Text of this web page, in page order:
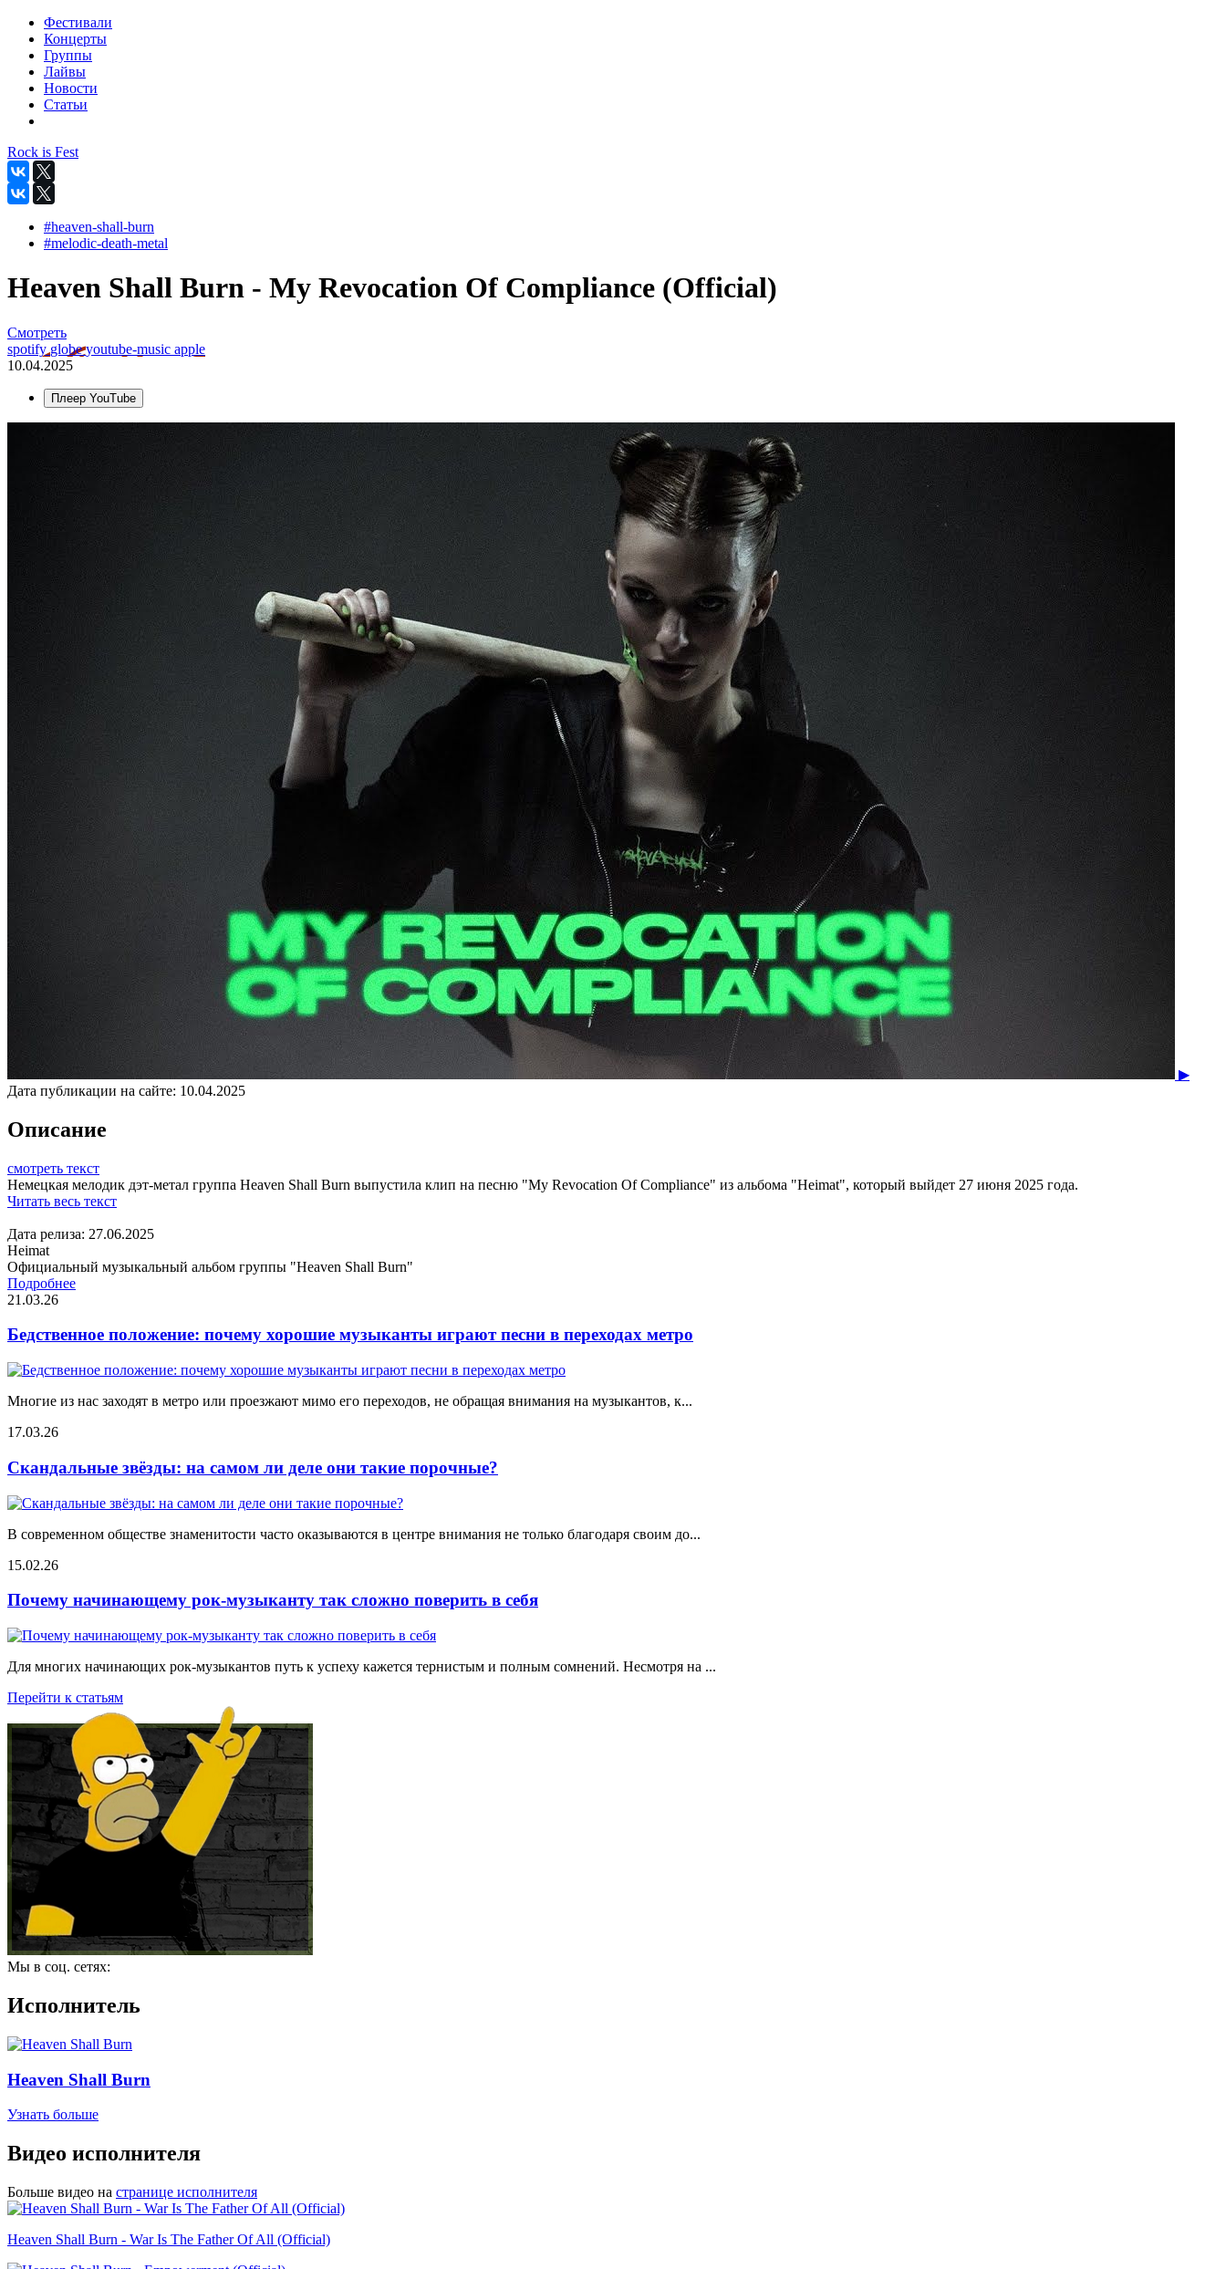
Фестивали
Концерты
Группы
Лайвы
Новости
Статьи
Rock is Fest
#heaven-shall-burn
#melodic-death-metal
Heaven Shall Burn - My Revocation Of Compliance (Official)
Смотреть
spotifyglobeyoutube-music apple
10.04.2025
Плеер YouTube
▶
Дата публикации на сайте: 10.04.2025
Описание
смотреть текст
Немецкая мелодик дэт-метал группа Heaven Shall Burn выпустила клип на песню "My Revocation Of Compliance" из альбома "Heimat", который выйдет 27 июня 2025 года.
Читать весь текст
Дата релиза: 27.06.2025
Heimat
Официальный музыкальный альбом группы "Heaven Shall Burn"
Подробнее
21.03.26
Бедственное положение: почему хорошие музыканты играют песни в переходах метро
Многие из нас заходят в метро или проезжают мимо его переходов, не обращая внимания на музыкантов, к...
17.03.26
Скандальные звёзды: на самом ли деле они такие порочные?
В современном обществе знаменитости часто оказываются в центре внимания не только благодаря своим до...
15.02.26
Почему начинающему рок-музыканту так сложно поверить в себя
Для многих начинающих рок-музыкантов путь к успеху кажется тернистым и полным сомнений. Несмотря на ...
Перейти к статьям
Мы в соц. сетях:
Исполнитель
Heaven Shall Burn
Узнать больше
Видео исполнителя
Больше видео на странице исполнителя
Heaven Shall Burn - War Is The Father Of All (Official)